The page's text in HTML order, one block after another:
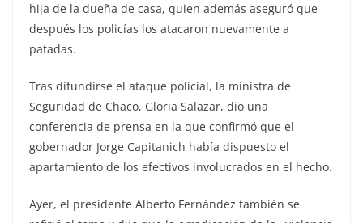
hija de la dueña de casa, quien además aseguró que
después los policías los atacaron nuevamente a
patadas.
Tras difundirse el ataque policial, la ministra de
Seguridad de Chaco, Gloria Salazar, dio una
conferencia de prensa en la que confirmó que el
gobernador Jorge Capitanich había dispuesto el
apartamiento de los efectivos involucrados en el hecho.
Ayer, el presidente Alberto Fernández también se